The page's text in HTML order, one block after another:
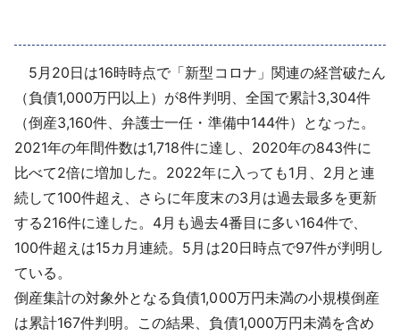
採用情報
よくあるご質問
English
5月20日は16時時点で「新型コロナ」関連の経営破たん
（負債1,000万円以上）が8件判明、全国で累計3,304件
（倒産3,160件、弁護士一任・準備中144件）となった。
2021年の年間件数は1,718件に達し、2020年の843件に
比べて2倍に増加した。2022年に入っても1月、2月と連
続して100件超え、さらに年度末の3月は過去最多を更新
する216件に達した。4月も過去4番目に多い164件で、
100件超えは15カ月連続。5月は20日時点で97件が判明し
ている。
倒産集計の対象外となる負債1,000万円未満の小規模倒産
は累計167件判明。この結果、負債1,000万円未満を含め